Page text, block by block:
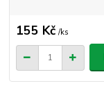
155 Kč /ks